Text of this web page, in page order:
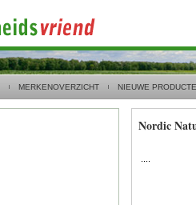
MERKENOVERZICHT NIEUWE
Nordic